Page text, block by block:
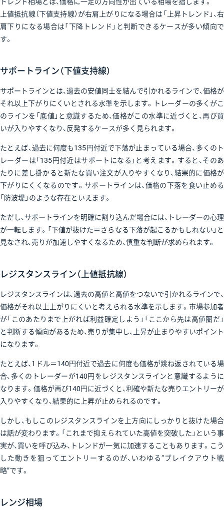
上値抵抗線（下値支持線）が右肩上がりになる場合は「上昇トレンド」、右
肩下りになる場合は「下降トレンド」と判断できるケースが多い傾向で
す。
サポートライン（下値支持線）
サポートラインとは、過去の安値同士を結んで引かれるラインで、価格が
それ以上下がりにくいとされる水準を示します。トレーダーの多くがこ
のラインを「底値」と意識するため、価格がこの水準に近づくと、再び買
いが入りやすくなり、反発するケースが多く見られます。
たとえば、過去に何度も135円付近で下落が止まっている場合、多くのト
レーダーは「135円付近はサポートになる」と考えます。すると、そのあ
たりに差し掛かると新たな買い注文が入りやすくなり、結果的に価格が
下がりにくくなるのです。サポートラインは、価格の下落を食い止める
「防波堤」のような存在といえます。
ただし、サポートラインを明確に割り込んだ場合には、トレーダーの心理
が一転します。「下値が抜けた＝さらなる下落が起こるかもしれない」と
見なされ、売りが加速しやすくなるため、慎重な判断が求められます。
レジスタンスライン（上値抵抗線）
レジスタンスラインは、過去の高値と高値をつないで引かれるラインで、
価格がそれ以上上がりにくいと考えられる水準を示します。市場参加者
が「このあたりまで上がれば利益確定しよう」「ここから先は高値圏だ」
と判断する傾向があるため、売りが集中し、上昇が止まりやすいポイント
になります。
たとえば、1ドル＝140円付近で過去に何度も価格が跳ね返されている場
合、多くのトレーダーが140円をレジスタンスラインと意識するように
なります。価格が再び140円に近づくと、利確や新たな売りエントリーが
入りやすくなり、結果的に上昇が止められるのです。
しかし、もしこのレジスタンスラインを上方向にしっかりと抜けた場合
は話が変わります。「これまで抑えられていた高値を突破した」という事
実が、買いを呼び込み、トレンドが一気に加速することもあります。こう
した動きを狙ってエントリーするのが、いわゆる“ブレイクアウト戦
略”です。
レンジ相場